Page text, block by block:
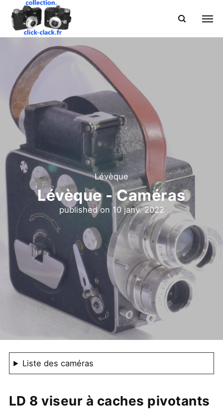
Lévèque
Lévèque - Caméras
published on 10 janv. 2022
Liste des caméras
LD 8 viseur à caches pivotants